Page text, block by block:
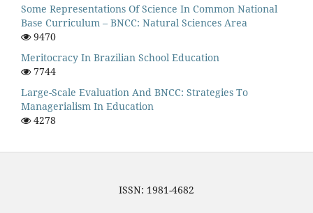
Some Representations Of Science In Common National
Base Curriculum – BNCC: Natural Sciences Area
9470
Meritocracy In Brazilian School Education
7744
Large-Scale Evaluation And BNCC: Strategies To
Managerialism In Education
4278
ISSN: 1981-4682